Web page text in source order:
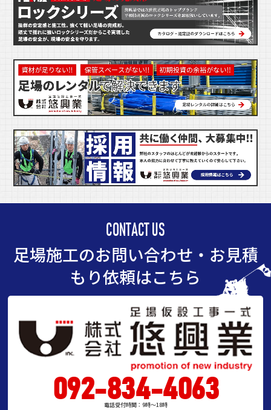
CONTACT US
足場施工のお問い合わせ・お見積
もり依頼はこちら
092-834-4063
電話受付時間：9時～18時